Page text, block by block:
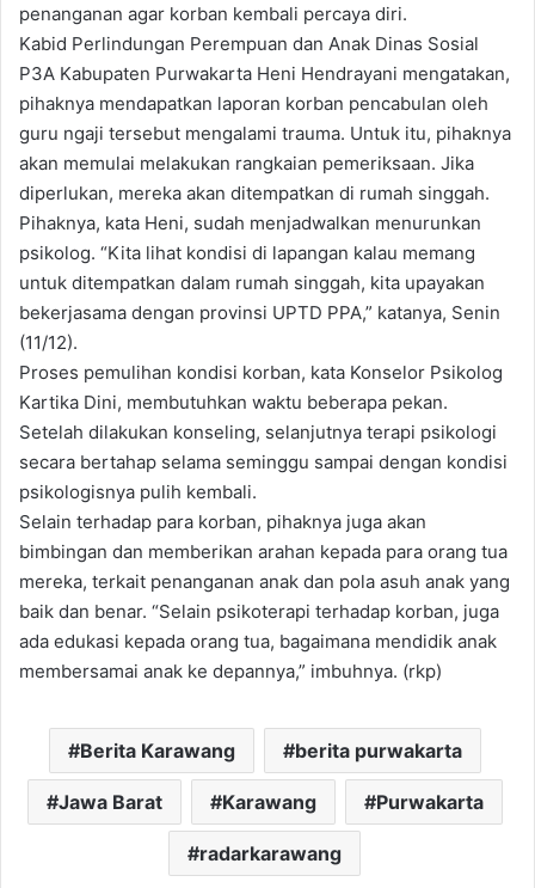
penanganan agar korban kembali percaya diri.
Kabid Perlindungan Perempuan dan Anak Dinas Sosial
P3A Kabupaten Purwakarta Heni Hendrayani mengatakan,
pihaknya mendapatkan laporan korban pencabulan oleh
guru ngaji tersebut mengalami trauma. Untuk itu, pihaknya
akan memulai melakukan rangkaian pemeriksaan. Jika
diperlukan, mereka akan ditempatkan di rumah singgah.
Pihaknya, kata Heni, sudah menjadwalkan menurunkan
psikolog. “Kita lihat kondisi di lapangan kalau memang
untuk ditempatkan dalam rumah singgah, kita upayakan
bekerjasama dengan provinsi UPTD PPA,” katanya, Senin
(11/12).
Proses pemulihan kondisi korban, kata Konselor Psikolog
Kartika Dini, membutuhkan waktu beberapa pekan.
Setelah dilakukan konseling, selanjutnya terapi psikologi
secara bertahap selama seminggu sampai dengan kondisi
psikologisnya pulih kembali.
Selain terhadap para korban, pihaknya juga akan
bimbingan dan memberikan arahan kepada para orang tua
mereka, terkait penanganan anak dan pola asuh anak yang
baik dan benar. “Selain psikoterapi terhadap korban, juga
ada edukasi kepada orang tua, bagaimana mendidik anak
membersamai anak ke depannya,” imbuhnya. (rkp)
Berita Karawang berita purwakarta
Jawa Barat Karawang Purwakarta
radarkarawang